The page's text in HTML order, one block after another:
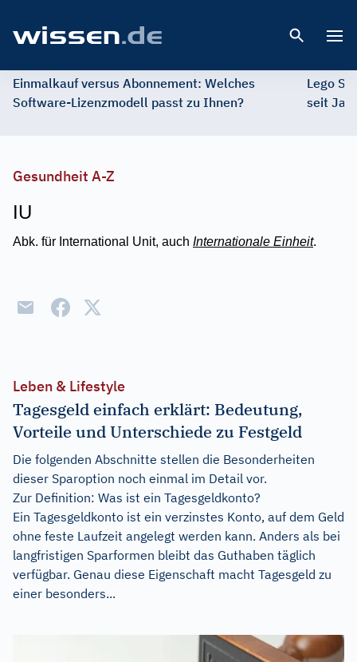
Einmalkauf versus Abonnement: Welches
Software-Lizenzmodell passt zu Ihnen?
Lego
seit
Gesundheit A-Z
IU
Abk. für International Unit, auch Internationale Einheit.
Leben & Lifestyle
Tagesgeld einfach erklärt: Bedeutung,
Vorteile und Unterschiede zu Festgeld
Die folgenden Abschnitte stellen die Besonderheiten
dieser Sparoption noch einmal im Detail vor.
Zur Definition: Was ist ein Tagesgeldkonto?
Ein Tagesgeldkonto ist ein verzinstes Konto, auf dem Geld
ohne feste Laufzeit angelegt werden kann. Anders als bei
langfristigen Sparformen bleibt das Guthaben täglich
verfügbar. Genau diese Eigenschaft macht Tagesgeld zu
einer besonders...